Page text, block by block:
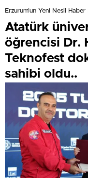
Erzurum'un Yeni Nesil Haber
Atatürk
öğrencisi Dr.
Teknofest
sahibi oldu..